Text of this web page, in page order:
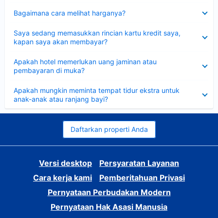
Bagaimana cara melihat harganya?
Saya sedang memasukkan rincian kartu kredit saya,
kapan saya akan membayar?
Apakah hotel memerlukan uang jaminan atau
pembayaran di muka?
Apakah mungkin meminta tempat tidur ekstra untuk
anak-anak atau ranjang bayi?
Daftarkan properti Anda
Versi desktop
Persyaratan Layanan
Cara kerja kami
Pemberitahuan Privasi
Pernyataan Perbudakan Modern
Pernyataan Hak Asasi Manusia